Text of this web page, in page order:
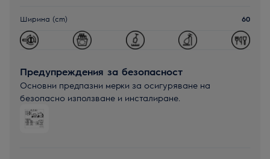
Ширина (cm) 60
Предупреждения за безопасност
Основни предпазни мерки за осигуряване на
безопасно използване и инсталиране.